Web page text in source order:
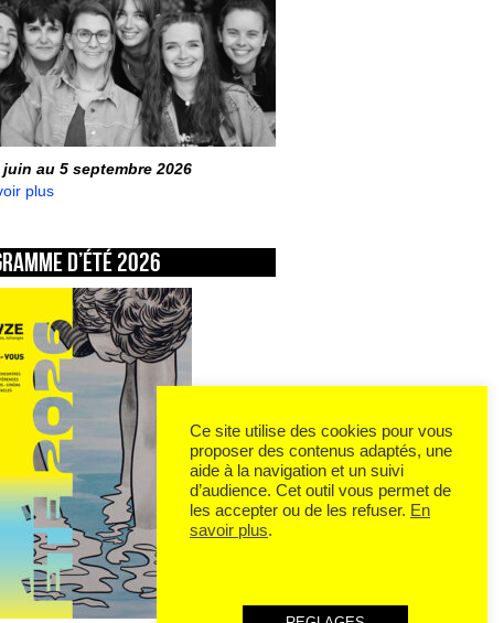
juin au 5 septembre 2026
plus
d’été 2026
Ce site utilise des cookies pour vous
proposer des contenus adaptés, une
aide à la navigation et un suivi
d’audience. Cet outil vous permet de
les accepter ou de les refuser. En
savoir plus.